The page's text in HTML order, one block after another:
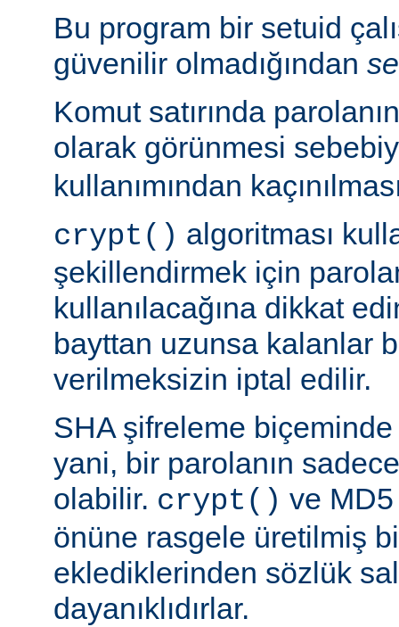
Bu program bir setuid
güvenilir olmadığından
Komut satırında
olarak görünmesi
kullanımından
crypt() algoritması
şekillendirmek için
kullanılacağına dikkat
bayttan uzunsa kalanlar
verilmeksizin iptal edilir.
SHA şifreleme
yani, bir parolanın
olabilir. crypt() ve
önüne rasgele üretilmiş
eklediklerinden sözlük
dayanıklıdırlar.